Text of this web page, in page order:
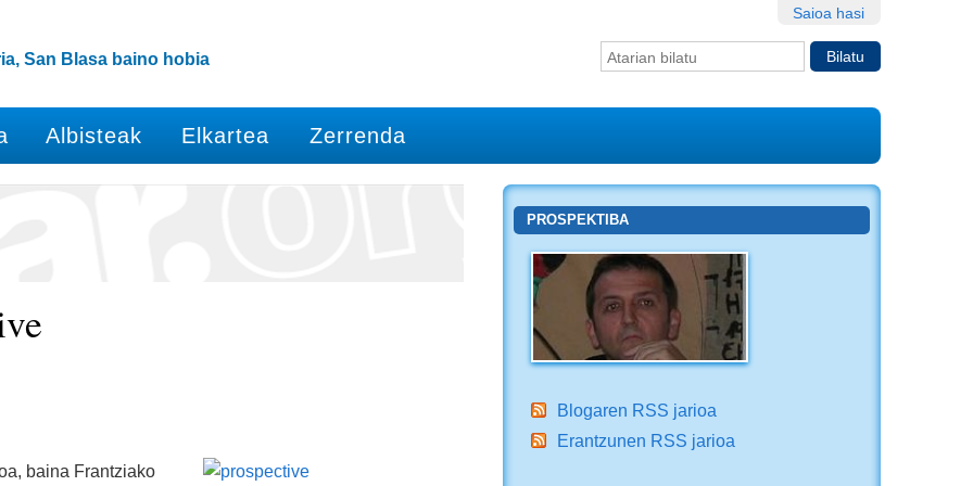
Saioa hasi
Bilatu atarian
San Blasa baino hobia
Albisteak Elkartea Zerrenda
baina Frantziako
PROSPEKTIBA
Blogaren RSS jarioa
Erantzunen RSS jarioa